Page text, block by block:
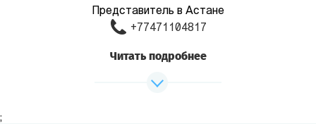
Представитель в Астане
+77471104817
Читать подробнее
;